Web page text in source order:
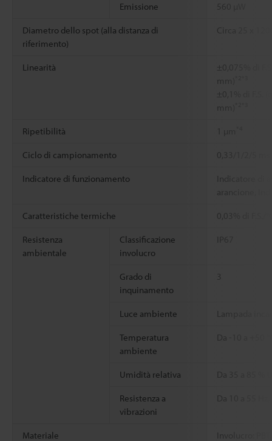
Emissione 560 µW
Diametro dello spot (alla distanza di
riferimento)
Circa 25 x
Linearità
±0,075% di
mm)
±0,1% di F.S.
mm)
Ripetibilità
Ciclo di campionamento 0,33/1/2/5
Indicatore di funzionamento
arancione,
Caratteristiche termiche 0,03% di F.S./
Resistenza
ambientale
Classificazione
involucro
IP67
Grado di
inquinamento
3
Luce ambiente Lampada
Temperatura
ambiente
Da -10 a +50
Umidità relativa Da 35 a 85 %
Resistenza a
vibrazioni
Da 10 a 55
Materiale